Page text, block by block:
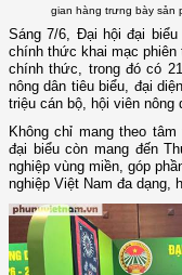
gian hàng trưng bày sản
Sáng 7/6, Đại hội đại
chính thức khai mạc
chính thức, trong đó có
nông dân tiêu biểu, đại
triệu cán bộ, hội viên nông
Không chỉ mang theo
đại biểu còn mang đến
nghiệp vùng miền, góp
nghiệp Việt Nam đa dạng,